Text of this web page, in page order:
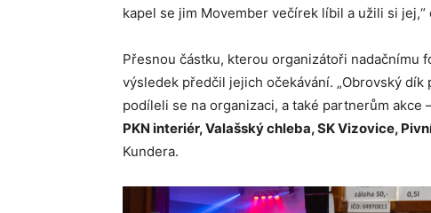
kapel se jim Movember večírek líbil a užili si
Přesnou částku, kterou organizátoři nadačnímu
výsledek předčil jejich očekávání. „Obrovský
podíleli se na organizaci, a také partnerům akce
PKN interiér, Valašský chleba, SK Vizovice,
Kundera.